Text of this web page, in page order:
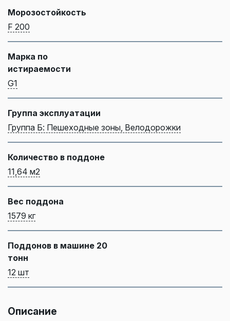
Морозостойкость
F 200
Марка по
истираемости
G1
Группа эксплуатации
Группа Б: Пешеходные зоны, Велодорожки
Количество в поддоне
11,64 м2
Вес поддона
1579 кг
Поддонов в машине 20
тонн
12 шт
Описание